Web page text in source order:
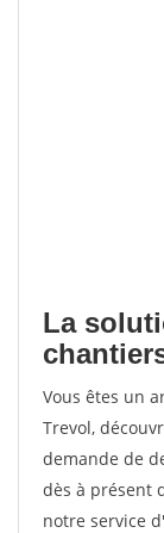
La
Vous êtes un
Trevol,
demande de
dès à présent
notre service